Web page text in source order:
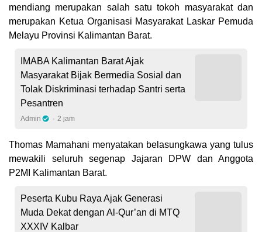
mendiang merupakan salah satu tokoh masyarakat dan
merupakan Ketua Organisasi Masyarakat Laskar Pemuda
Melayu Provinsi Kalimantan Barat.
IMABA Kalimantan Barat Ajak
Masyarakat Bijak Bermedia Sosial dan
Tolak Diskriminasi terhadap Santri serta
Pesantren
Admin 2 jam
Thomas Mamahani menyatakan belasungkawa yang tulus
mewakili seluruh segenap Jajaran DPW dan Anggota
P2MI Kalimantan Barat.
Peserta Kubu Raya Ajak Generasi
Muda Dekat dengan Al-Qur’an di MTQ
XXXIV Kalbar